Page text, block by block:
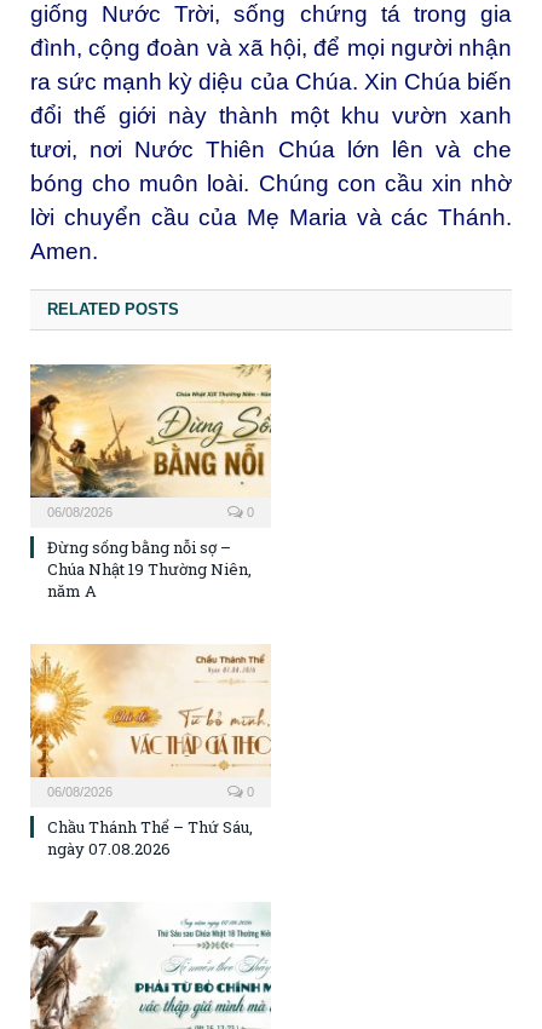
giống Nước Trời, sống chứng tá trong gia
đình, cộng đoàn và xã hội, để mọi người nhận
ra sức mạnh kỳ diệu của Chúa. Xin Chúa biến
đổi thế giới này thành một khu vườn xanh
tươi, nơi Nước Thiên Chúa lớn lên và che
bóng cho muôn loài. Chúng con cầu xin nhờ
lời chuyển cầu của Mẹ Maria và các Thánh.
Amen.
RELATED POSTS
06/08/2026 0
Đừng sống bằng nỗi sợ –
Chúa Nhật 19 Thường Niên,
năm A
06/08/2026 0
Chầu Thánh Thể – Thứ Sáu,
ngày 07.08.2026